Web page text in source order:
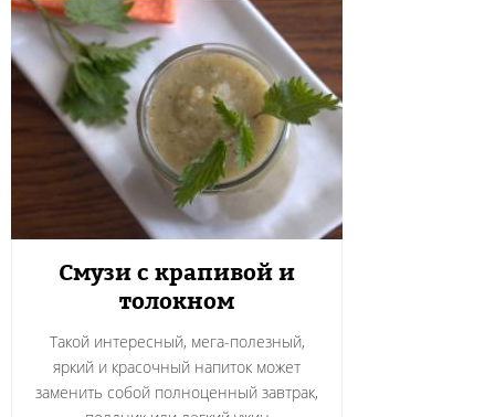
Смузи с крапивой и
толокном
Такой интересный, мега-полезный,
яркий и красочный напиток может
заменить собой полноценный завтрак,